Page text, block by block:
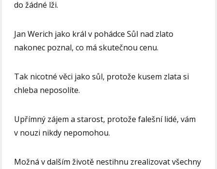
do žádné lži.
Jan Werich jako král v pohádce Sůl nad zlato
nakonec poznal, co má skutečnou cenu.
Tak nicotné věci jako sůl, protože kusem zlata si
chleba neposolíte.
Upřímný zájem a starost, protože falešní lidé, vám
v nouzi nikdy nepomohou.
Možná v dalším životě nestihnu zrealizovat všechny